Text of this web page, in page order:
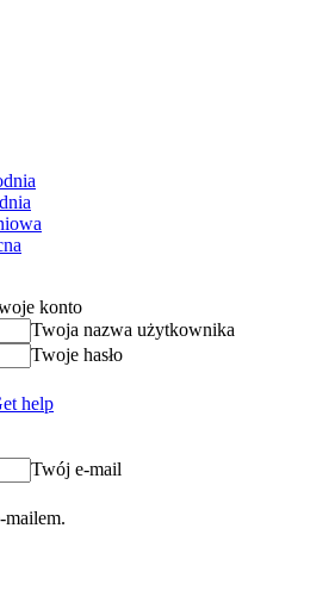
konto
Twoja nazwa użytkownika
Twoje hasło
help
Twój e-mail
mailem.